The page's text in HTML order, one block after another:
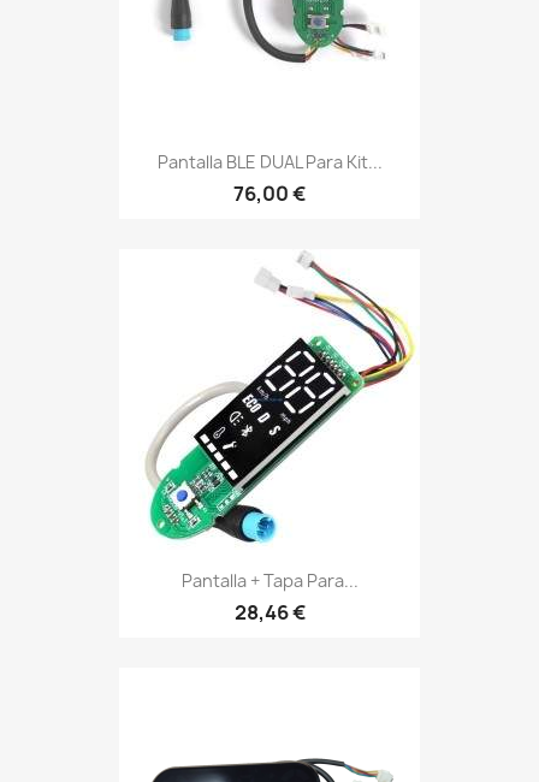
Pantalla BLE DUAL Para Kit...
76,00 €
Pantalla + Tapa Para...
28,46 €